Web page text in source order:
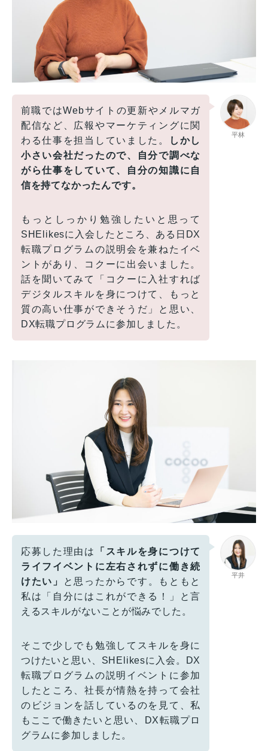
平林
前職ではWebサイトの更新やメルマガ
配信など、広報やマーケティングに関
わる仕事を担当していました。
しかし
小さい会社だったので、自分で調べな
がら仕事をしていて、自分の知識に自
信を持てなかったんです。
もっとしっかり勉強したいと思って
SHElikesに入会したところ、ある日DX
転職プログラムの説明会を兼ねたイベ
ントがあり、コクーに出会いました。
話を聞いてみて「コクーに入社すれば
デジタルスキルを身につけて、もっと
質の高い仕事ができそうだ」と思い、
DX転職プログラムに参加しました。
平井
応募した理由は
「スキルを身につけて
ライフイベントに左右されずに働き続
けたい」
と思ったからです。もともと
私は「自分にはこれができる！」と言
えるスキルがないことが悩みでした。
そこで少しでも勉強してスキルを身に
つけたいと思い、SHElikesに入会。DX
転職プログラムの説明イベントに参加
したところ、社長が情熱を持って会社
のビジョンを話しているのを見て、私
もここで働きたいと思い、DX転職プロ
グラムに参加しました。